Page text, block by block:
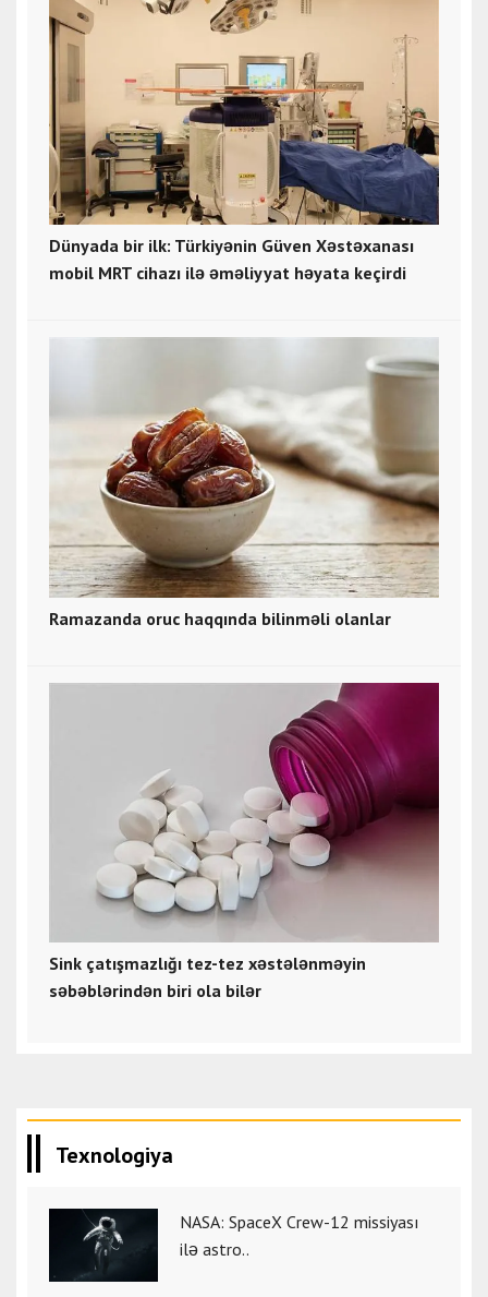
Dünyada bir ilk: Türkiyənin Güven Xəstəxanası
mobil MRT cihazı ilə əməliyyat həyata keçirdi
Ramazanda oruc haqqında bilinməli olanlar
Sink çatışmazlığı tez-tez xəstələnməyin
səbəblərindən biri ola bilər
Texnologiya
NASA: SpaceX Crew-12 missiyası
ilə astro..